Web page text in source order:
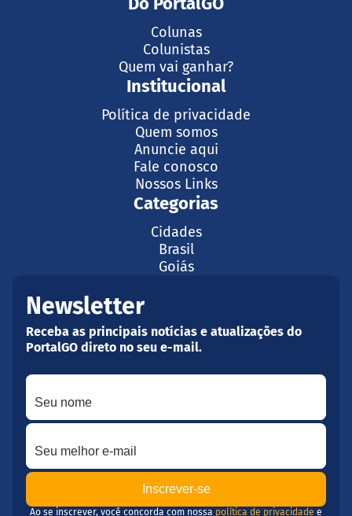
Colunas
Colunistas
Quem vai ganhar?
Institucional
Política de privacidade
Quem somos
Anuncie aqui
Fale conosco
Nossos Links
Categorias
Cidades
Brasil
Goiás
Newsletter
Receba as principais notícias e atualizações do
PortalGO direto no seu e-mail.
Seu nome
Seu melhor e-mail
Ao se inscrever, você concorda com nossa política de privacidade e